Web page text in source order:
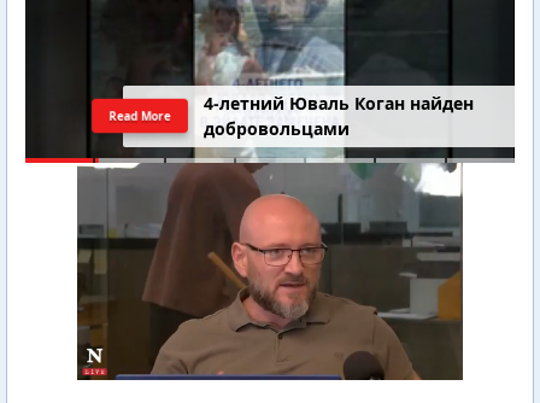
4-летний Юваль Коган найден
добровольцами
Read More